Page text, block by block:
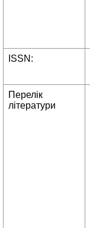
ISSN:
Перелік
літератури